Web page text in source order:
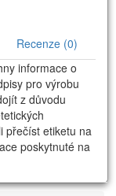
Recenze (0)
informace o
pro výrobu
z důvodu
přečíst etiketu na
poskytnuté na